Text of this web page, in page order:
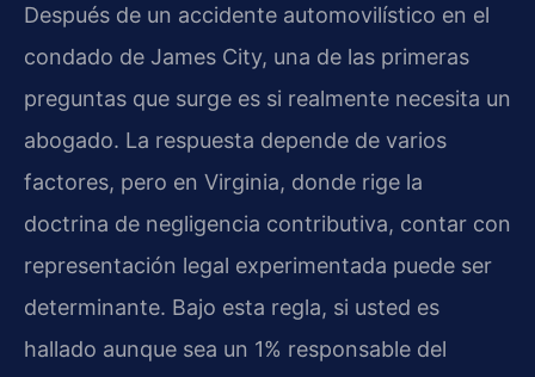
Después de un accidente automovilístico en el
condado de James City, una de las primeras
preguntas que surge es si realmente necesita un
abogado. La respuesta depende de varios
factores, pero en Virginia, donde rige la
doctrina de negligencia contributiva, contar con
representación legal experimentada puede ser
determinante. Bajo esta regla, si usted es
hallado aunque sea un 1% responsable del